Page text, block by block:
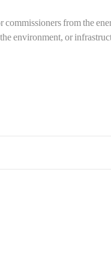
from the
environment, or